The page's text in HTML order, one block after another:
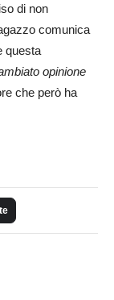
di non
comunica
questa
opinione
che però ha